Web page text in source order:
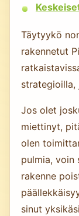
Täytyykö
rakennetut
strategioilla,
Jos olet
miettinyt,
olen
pulmia, voin
rakenne
sinut